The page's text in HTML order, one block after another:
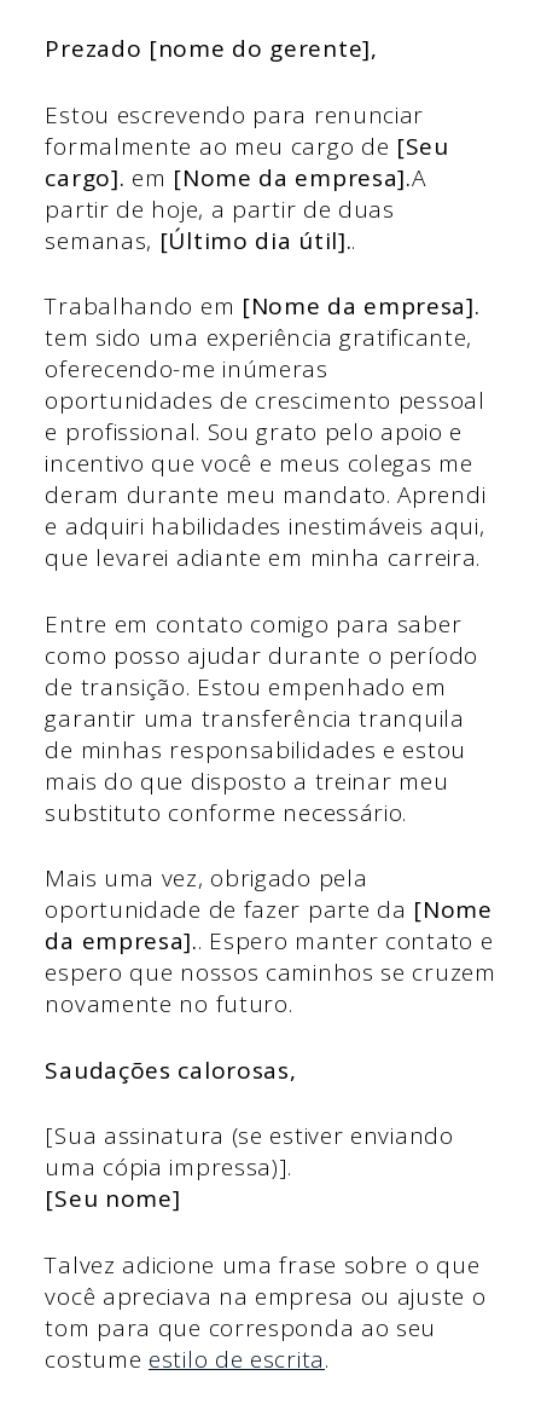
Prezado [nome do gerente],
Estou escrevendo para renunciar
formalmente ao meu cargo de [Seu
cargo]. em [Nome da empresa].A
partir de hoje, a partir de duas
semanas, [Último dia útil]..
Trabalhando em [Nome da empresa].
tem sido uma experiência gratificante,
oferecendo-me inúmeras
oportunidades de crescimento pessoal
e profissional. Sou grato pelo apoio e
incentivo que você e meus colegas me
deram durante meu mandato. Aprendi
e adquiri habilidades inestimáveis aqui,
que levarei adiante em minha carreira.
Entre em contato comigo para saber
como posso ajudar durante o período
de transição. Estou empenhado em
garantir uma transferência tranquila
de minhas responsabilidades e estou
mais do que disposto a treinar meu
substituto conforme necessário.
Mais uma vez, obrigado pela
oportunidade de fazer parte da [Nome
da empresa].. Espero manter contato e
espero que nossos caminhos se cruzem
novamente no futuro.
Saudações calorosas,
[Sua assinatura (se estiver enviando
uma cópia impressa)].
[Seu nome]
Talvez adicione uma frase sobre o que
você apreciava na empresa ou ajuste o
tom para que corresponda ao seu
costume estilo de escrita.